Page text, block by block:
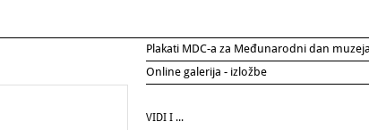
Plakati MDC-a za Međunarodni dan muzeja
Online galerija - izložbe
VIDI I ...